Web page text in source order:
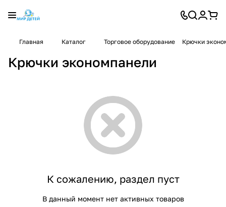
Главная Каталог Торговое оборудование Крючки
Крючки экономпанели
К сожалению, раздел пуст
В данный момент нет активных товаров